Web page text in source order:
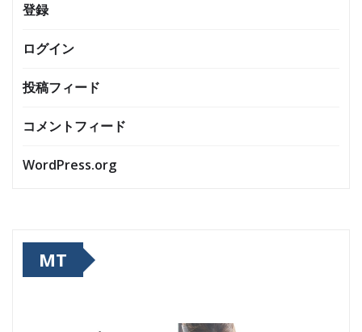
登録
ログイン
投稿フィード
コメントフィード
WordPress.org
MT